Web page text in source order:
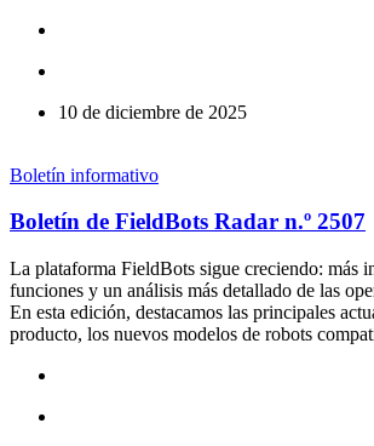
10 de diciembre de 2025
Boletín informativo
Boletín de FieldBots Radar n.º 2507
La plataforma FieldBots sigue creciendo: más
funciones y un análisis más detallado de las
En esta edición, destacamos las principales
producto, los nuevos modelos de robots